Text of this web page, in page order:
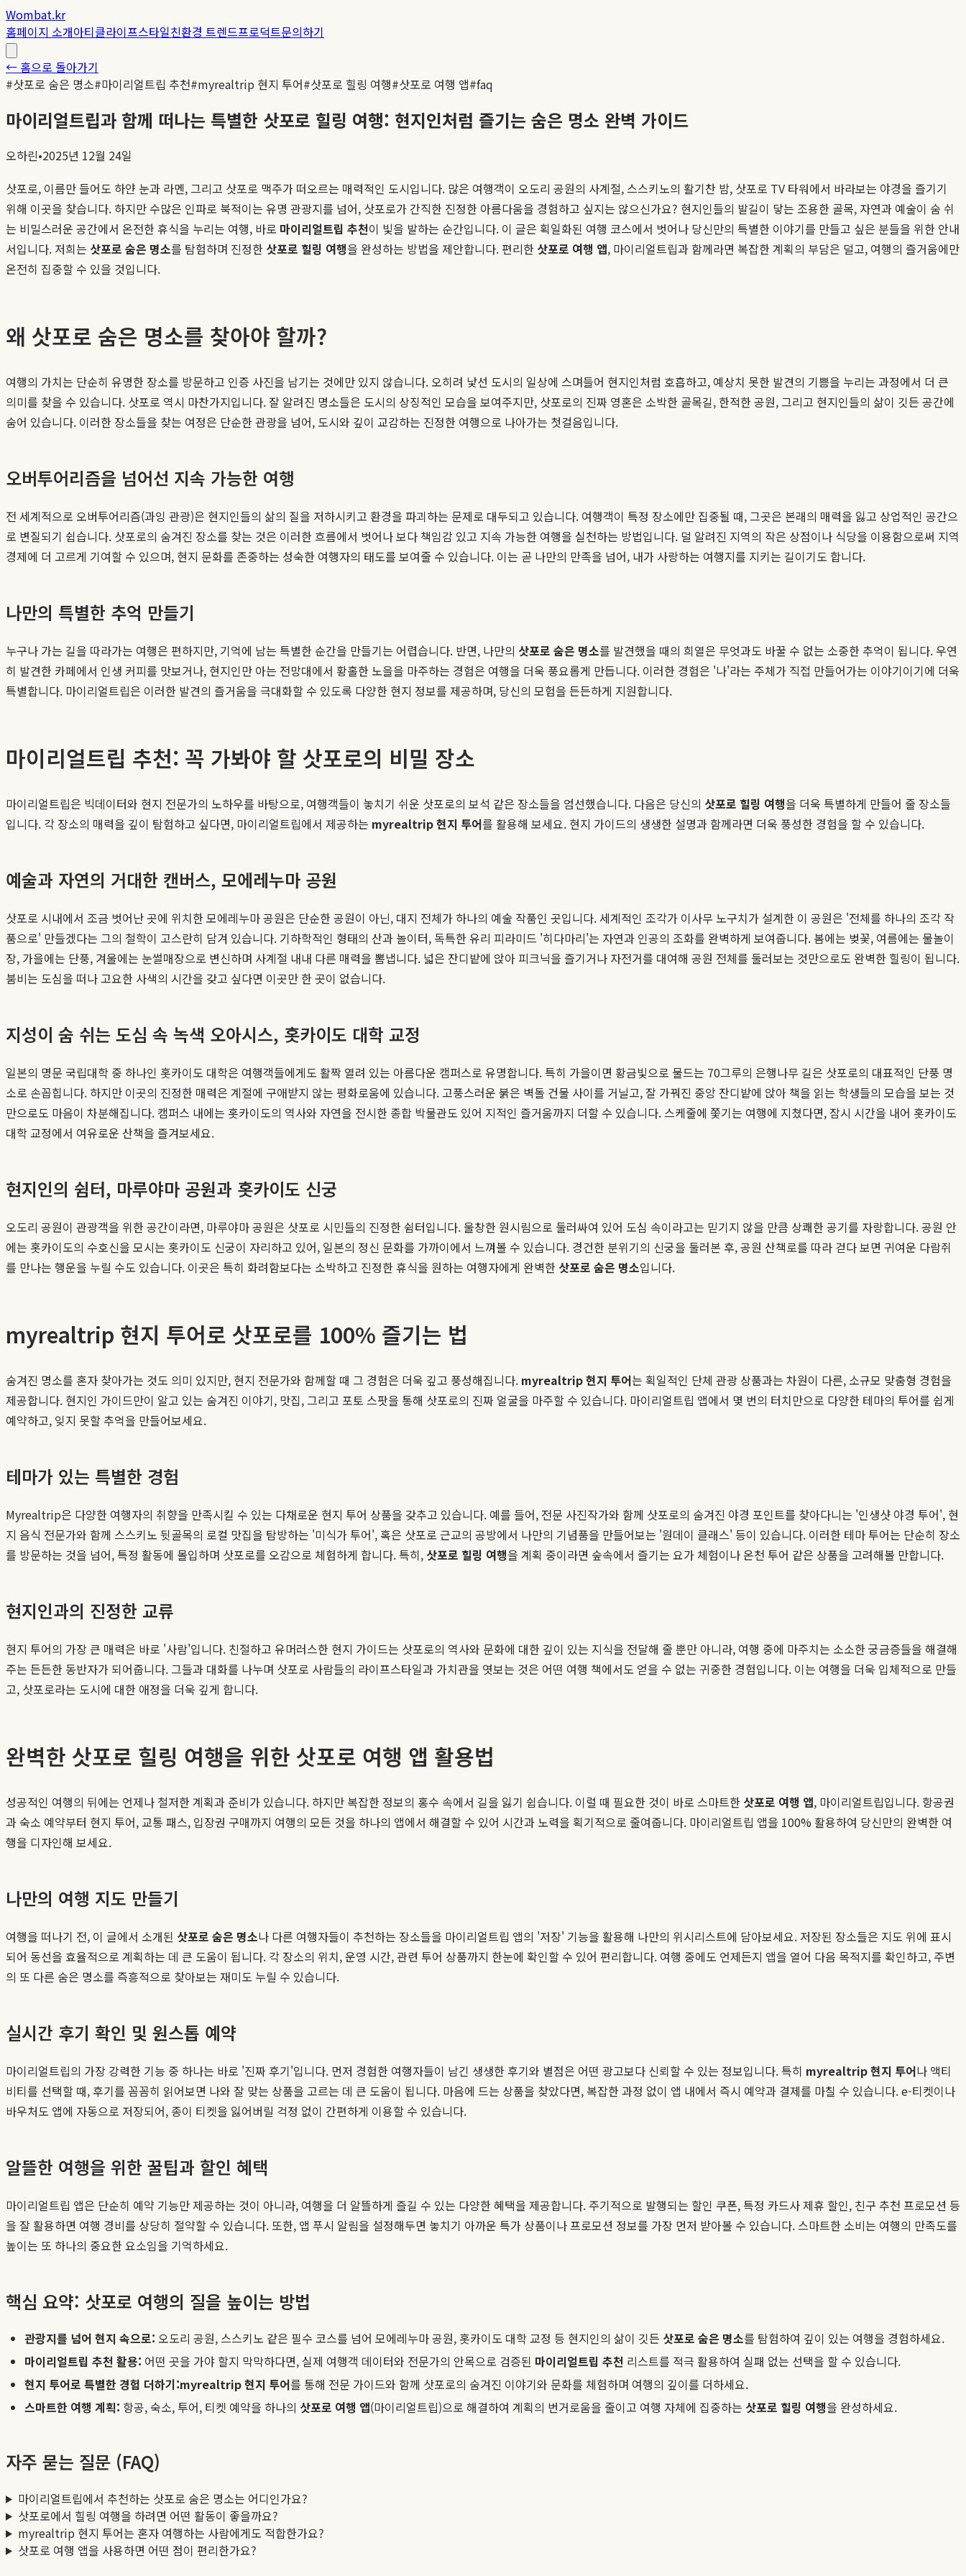
Wombat.kr
홈페이지 소개아티클라이프스타일친환경 트렌드프로덕트문의하기
← 홈으로 돌아가기
#삿포로 숨은 명소#마이리얼트립 추천#myrealtrip 현지 투어#삿포로 힐링 여행#삿포로 여행 앱#faq
마이리얼트립과 함께 떠나는 특별한 삿포로 힐링 여행: 현지인처럼 즐기는 숨은 명소 완벽 가이드
오하린•2025년 12월 24일
삿포로, 이름만 들어도 하얀 눈과 라멘, 그리고 삿포로 맥주가 떠오르는 매력적인 도시입니다. 많은 여행객이 오도리 공원의 사계절, 스스키노의 활기찬 밤, 삿포로 TV 타워에서 바라보는 야경을 즐기기
위해 이곳을 찾습니다. 하지만 수많은 인파로 북적이는 유명 관광지를 넘어, 삿포로가 간직한 진정한 아름다움을 경험하고 싶지는 않으신가요? 현지인들의 발길이 닿는 조용한 골목, 자연과 예술이 숨 쉬
는 비밀스러운 공간에서 온전한 휴식을 누리는 여행, 바로 마이리얼트립 추천이 빛을 발하는 순간입니다. 이 글은 획일화된 여행 코스에서 벗어나 당신만의 특별한 이야기를 만들고 싶은 분들을 위한 안내
서입니다. 저희는 삿포로 숨은 명소를 탐험하며 진정한 삿포로 힐링 여행을 완성하는 방법을 제안합니다. 편리한 삿포로 여행 앱, 마이리얼트립과 함께라면 복잡한 계획의 부담은 덜고, 여행의 즐거움에만
온전히 집중할 수 있을 것입니다.
왜 삿포로 숨은 명소를 찾아야 할까?
여행의 가치는 단순히 유명한 장소를 방문하고 인증 사진을 남기는 것에만 있지 않습니다. 오히려 낯선 도시의 일상에 스며들어 현지인처럼 호흡하고, 예상치 못한 발견의 기쁨을 누리는 과정에서 더 큰
의미를 찾을 수 있습니다. 삿포로 역시 마찬가지입니다. 잘 알려진 명소들은 도시의 상징적인 모습을 보여주지만, 삿포로의 진짜 영혼은 소박한 골목길, 한적한 공원, 그리고 현지인들의 삶이 깃든 공간에
숨어 있습니다. 이러한 장소들을 찾는 여정은 단순한 관광을 넘어, 도시와 깊이 교감하는 진정한 여행으로 나아가는 첫걸음입니다.
오버투어리즘을 넘어선 지속 가능한 여행
전 세계적으로 오버투어리즘(과잉 관광)은 현지인들의 삶의 질을 저하시키고 환경을 파괴하는 문제로 대두되고 있습니다. 여행객이 특정 장소에만 집중될 때, 그곳은 본래의 매력을 잃고 상업적인 공간으
로 변질되기 쉽습니다. 삿포로의 숨겨진 장소를 찾는 것은 이러한 흐름에서 벗어나 보다 책임감 있고 지속 가능한 여행을 실천하는 방법입니다. 덜 알려진 지역의 작은 상점이나 식당을 이용함으로써 지역
경제에 더 고르게 기여할 수 있으며, 현지 문화를 존중하는 성숙한 여행자의 태도를 보여줄 수 있습니다. 이는 곧 나만의 만족을 넘어, 내가 사랑하는 여행지를 지키는 길이기도 합니다.
나만의 특별한 추억 만들기
누구나 가는 길을 따라가는 여행은 편하지만, 기억에 남는 특별한 순간을 만들기는 어렵습니다. 반면, 나만의 삿포로 숨은 명소를 발견했을 때의 희열은 무엇과도 바꿀 수 없는 소중한 추억이 됩니다. 우연
히 발견한 카페에서 인생 커피를 맛보거나, 현지인만 아는 전망대에서 황홀한 노을을 마주하는 경험은 여행을 더욱 풍요롭게 만듭니다. 이러한 경험은 '나'라는 주체가 직접 만들어가는 이야기이기에 더욱
특별합니다. 마이리얼트립은 이러한 발견의 즐거움을 극대화할 수 있도록 다양한 현지 정보를 제공하며, 당신의 모험을 든든하게 지원합니다.
마이리얼트립 추천: 꼭 가봐야 할 삿포로의 비밀 장소
마이리얼트립은 빅데이터와 현지 전문가의 노하우를 바탕으로, 여행객들이 놓치기 쉬운 삿포로의 보석 같은 장소들을 엄선했습니다. 다음은 당신의 삿포로 힐링 여행을 더욱 특별하게 만들어 줄 장소들
입니다. 각 장소의 매력을 깊이 탐험하고 싶다면, 마이리얼트립에서 제공하는 myrealtrip 현지 투어를 활용해 보세요. 현지 가이드의 생생한 설명과 함께라면 더욱 풍성한 경험을 할 수 있습니다.
예술과 자연의 거대한 캔버스, 모에레누마 공원
삿포로 시내에서 조금 벗어난 곳에 위치한 모에레누마 공원은 단순한 공원이 아닌, 대지 전체가 하나의 예술 작품인 곳입니다. 세계적인 조각가 이사무 노구치가 설계한 이 공원은 '전체를 하나의 조각 작
품으로' 만들겠다는 그의 철학이 고스란히 담겨 있습니다. 기하학적인 형태의 산과 놀이터, 독특한 유리 피라미드 '히다마리'는 자연과 인공의 조화를 완벽하게 보여줍니다. 봄에는 벚꽃, 여름에는 물놀이
장, 가을에는 단풍, 겨울에는 눈썰매장으로 변신하며 사계절 내내 다른 매력을 뽐냅니다. 넓은 잔디밭에 앉아 피크닉을 즐기거나 자전거를 대여해 공원 전체를 둘러보는 것만으로도 완벽한 힐링이 됩니다.
붐비는 도심을 떠나 고요한 사색의 시간을 갖고 싶다면 이곳만 한 곳이 없습니다.
지성이 숨 쉬는 도심 속 녹색 오아시스, 홋카이도 대학 교정
일본의 명문 국립대학 중 하나인 홋카이도 대학은 여행객들에게도 활짝 열려 있는 아름다운 캠퍼스로 유명합니다. 특히 가을이면 황금빛으로 물드는 70그루의 은행나무 길은 삿포로의 대표적인 단풍 명
소로 손꼽힙니다. 하지만 이곳의 진정한 매력은 계절에 구애받지 않는 평화로움에 있습니다. 고풍스러운 붉은 벽돌 건물 사이를 거닐고, 잘 가꿔진 중앙 잔디밭에 앉아 책을 읽는 학생들의 모습을 보는 것
만으로도 마음이 차분해집니다. 캠퍼스 내에는 홋카이도의 역사와 자연을 전시한 종합 박물관도 있어 지적인 즐거움까지 더할 수 있습니다. 스케줄에 쫓기는 여행에 지쳤다면, 잠시 시간을 내어 홋카이도
대학 교정에서 여유로운 산책을 즐겨보세요.
현지인의 쉼터, 마루야마 공원과 홋카이도 신궁
오도리 공원이 관광객을 위한 공간이라면, 마루야마 공원은 삿포로 시민들의 진정한 쉼터입니다. 울창한 원시림으로 둘러싸여 있어 도심 속이라고는 믿기지 않을 만큼 상쾌한 공기를 자랑합니다. 공원 안
에는 홋카이도의 수호신을 모시는 홋카이도 신궁이 자리하고 있어, 일본의 정신 문화를 가까이에서 느껴볼 수 있습니다. 경건한 분위기의 신궁을 둘러본 후, 공원 산책로를 따라 걷다 보면 귀여운 다람쥐
를 만나는 행운을 누릴 수도 있습니다. 이곳은 특히 화려함보다는 소박하고 진정한 휴식을 원하는 여행자에게 완벽한 삿포로 숨은 명소입니다.
myrealtrip 현지 투어로 삿포로를 100% 즐기는 법
숨겨진 명소를 혼자 찾아가는 것도 의미 있지만, 현지 전문가와 함께할 때 그 경험은 더욱 깊고 풍성해집니다. myrealtrip 현지 투어는 획일적인 단체 관광 상품과는 차원이 다른, 소규모 맞춤형 경험을
제공합니다. 현지인 가이드만이 알고 있는 숨겨진 이야기, 맛집, 그리고 포토 스팟을 통해 삿포로의 진짜 얼굴을 마주할 수 있습니다. 마이리얼트립 앱에서 몇 번의 터치만으로 다양한 테마의 투어를 쉽게
예약하고, 잊지 못할 추억을 만들어보세요.
테마가 있는 특별한 경험
Myrealtrip은 다양한 여행자의 취향을 만족시킬 수 있는 다채로운 현지 투어 상품을 갖추고 있습니다. 예를 들어, 전문 사진작가와 함께 삿포로의 숨겨진 야경 포인트를 찾아다니는 '인생샷 야경 투어', 현
지 음식 전문가와 함께 스스키노 뒷골목의 로컬 맛집을 탐방하는 '미식가 투어', 혹은 삿포로 근교의 공방에서 나만의 기념품을 만들어보는 '원데이 클래스' 등이 있습니다. 이러한 테마 투어는 단순히 장소
를 방문하는 것을 넘어, 특정 활동에 몰입하며 삿포로를 오감으로 체험하게 합니다. 특히, 삿포로 힐링 여행을 계획 중이라면 숲속에서 즐기는 요가 체험이나 온천 투어 같은 상품을 고려해볼 만합니다.
현지인과의 진정한 교류
현지 투어의 가장 큰 매력은 바로 '사람'입니다. 친절하고 유머러스한 현지 가이드는 삿포로의 역사와 문화에 대한 깊이 있는 지식을 전달해 줄 뿐만 아니라, 여행 중에 마주치는 소소한 궁금증들을 해결해
주는 든든한 동반자가 되어줍니다. 그들과 대화를 나누며 삿포로 사람들의 라이프스타일과 가치관을 엿보는 것은 어떤 여행 책에서도 얻을 수 없는 귀중한 경험입니다. 이는 여행을 더욱 입체적으로 만들
고, 삿포로라는 도시에 대한 애정을 더욱 깊게 합니다.
완벽한 삿포로 힐링 여행을 위한 삿포로 여행 앱 활용법
성공적인 여행의 뒤에는 언제나 철저한 계획과 준비가 있습니다. 하지만 복잡한 정보의 홍수 속에서 길을 잃기 쉽습니다. 이럴 때 필요한 것이 바로 스마트한 삿포로 여행 앱, 마이리얼트립입니다. 항공권
과 숙소 예약부터 현지 투어, 교통 패스, 입장권 구매까지 여행의 모든 것을 하나의 앱에서 해결할 수 있어 시간과 노력을 획기적으로 줄여줍니다. 마이리얼트립 앱을 100% 활용하여 당신만의 완벽한 여
행을 디자인해 보세요.
나만의 여행 지도 만들기
여행을 떠나기 전, 이 글에서 소개된 삿포로 숨은 명소나 다른 여행자들이 추천하는 장소들을 마이리얼트립 앱의 '저장' 기능을 활용해 나만의 위시리스트에 담아보세요. 저장된 장소들은 지도 위에 표시
되어 동선을 효율적으로 계획하는 데 큰 도움이 됩니다. 각 장소의 위치, 운영 시간, 관련 투어 상품까지 한눈에 확인할 수 있어 편리합니다. 여행 중에도 언제든지 앱을 열어 다음 목적지를 확인하고, 주변
의 또 다른 숨은 명소를 즉흥적으로 찾아보는 재미도 누릴 수 있습니다.
실시간 후기 확인 및 원스톱 예약
마이리얼트립의 가장 강력한 기능 중 하나는 바로 '진짜 후기'입니다. 먼저 경험한 여행자들이 남긴 생생한 후기와 별점은 어떤 광고보다 신뢰할 수 있는 정보입니다. 특히 myrealtrip 현지 투어나 액티
비티를 선택할 때, 후기를 꼼꼼히 읽어보면 나와 잘 맞는 상품을 고르는 데 큰 도움이 됩니다. 마음에 드는 상품을 찾았다면, 복잡한 과정 없이 앱 내에서 즉시 예약과 결제를 마칠 수 있습니다. e-티켓이나
바우처도 앱에 자동으로 저장되어, 종이 티켓을 잃어버릴 걱정 없이 간편하게 이용할 수 있습니다.
알뜰한 여행을 위한 꿀팁과 할인 혜택
마이리얼트립 앱은 단순히 예약 기능만 제공하는 것이 아니라, 여행을 더 알뜰하게 즐길 수 있는 다양한 혜택을 제공합니다. 주기적으로 발행되는 할인 쿠폰, 특정 카드사 제휴 할인, 친구 추천 프로모션 등
을 잘 활용하면 여행 경비를 상당히 절약할 수 있습니다. 또한, 앱 푸시 알림을 설정해두면 놓치기 아까운 특가 상품이나 프로모션 정보를 가장 먼저 받아볼 수 있습니다. 스마트한 소비는 여행의 만족도를
높이는 또 하나의 중요한 요소임을 기억하세요.
핵심 요약: 삿포로 여행의 질을 높이는 방법
관광지를 넘어 현지 속으로: 오도리 공원, 스스키노 같은 필수 코스를 넘어 모에레누마 공원, 홋카이도 대학 교정 등 현지인의 삶이 깃든 삿포로 숨은 명소를 탐험하여 깊이 있는 여행을 경험하세요.
마이리얼트립 추천 활용: 어떤 곳을 가야 할지 막막하다면, 실제 여행객 데이터와 전문가의 안목으로 검증된 마이리얼트립 추천 리스트를 적극 활용하여 실패 없는 선택을 할 수 있습니다.
현지 투어로 특별한 경험 더하기:myrealtrip 현지 투어를 통해 전문 가이드와 함께 삿포로의 숨겨진 이야기와 문화를 체험하며 여행의 깊이를 더하세요.
스마트한 여행 계획: 항공, 숙소, 투어, 티켓 예약을 하나의 삿포로 여행 앱(마이리얼트립)으로 해결하여 계획의 번거로움을 줄이고 여행 자체에 집중하는 삿포로 힐링 여행을 완성하세요.
자주 묻는 질문 (FAQ)
마이리얼트립에서 추천하는 삿포로 숨은 명소는 어디인가요?
삿포로에서 힐링 여행을 하려면 어떤 활동이 좋을까요?
myrealtrip 현지 투어는 혼자 여행하는 사람에게도 적합한가요?
삿포로 여행 앱을 사용하면 어떤 점이 편리한가요?